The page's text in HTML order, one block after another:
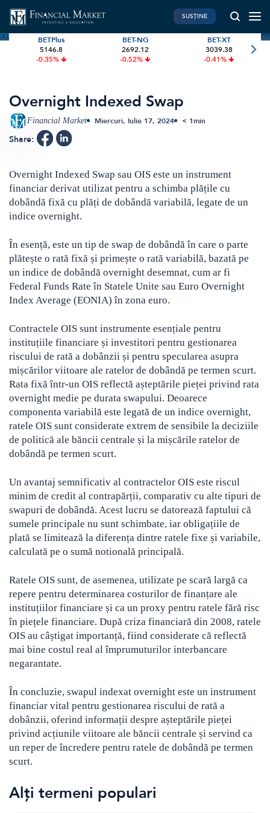
Home»Terms»Overnight Indexed Swap
PIATA DE CAPITAL
International
BVB Recap
Acțiunea Zilei
Brokeri
BROKERI
FINANTE PERSONALE
Pensie & taxe
Start-Up
Artificial Intelligence
Digital Trends
Crypto
TERMENUL ZILEI
ESG Investments
Renewable Energy
Sustainability
SUSȚINE
BETPlus
5146.8
-0.35%
BET-NG
2692.12
-0.52%
BET-XT
3039.38
-0.41%
Overnight Indexed Swap
Financial Market Miercuri, Iulie 17, 2024 < 1min
Share:
Overnight Indexed Swap sau OIS este un instrument
financiar derivat utilizat pentru a schimba plățile cu
dobândă fixă cu plăți de dobândă variabilă, legate de un
indice overnight.
În esență, este un tip de swap de dobândă în care o parte
plătește o rată fixă și primește o rată variabilă, bazată pe
un indice de dobândă overnight desemnat, cum ar fi
Federal Funds Rate în Statele Unite sau Euro Overnight
Index Average (EONIA) în zona euro.
Contractele OIS sunt instrumente esențiale pentru
instituțiile financiare și investitori pentru gestionarea
riscului de rată a dobânzii și pentru specularea asupra
mișcărilor viitoare ale ratelor de dobândă pe termen scurt.
Rata fixă într-un OIS reflectă așteptările pieței privind rata
overnight medie pe durata swapului. Deoarece
componenta variabilă este legată de un indice overnight,
ratele OIS sunt considerate extrem de sensibile la deciziile
de politică ale băncii centrale și la mișcările ratelor de
dobândă pe termen scurt.
Un avantaj semnificativ al contractelor OIS este riscul
minim de credit al contrapărții, comparativ cu alte tipuri de
swapuri de dobândă. Acest lucru se datorează faptului că
sumele principale nu sunt schimbate, iar obligațiile de
plată se limitează la diferența dintre ratele fixe și variabile,
calculată pe o sumă notională principală.
Ratele OIS sunt, de asemenea, utilizate pe scară largă ca
repere pentru determinarea costurilor de finanțare ale
instituțiilor financiare și ca un proxy pentru ratele fără risc
în piețele financiare. După criza financiară din 2008, ratele
OIS au câștigat importanță, fiind considerate că reflectă
mai bine costul real al împrumuturilor interbancare
negarantate.
În concluzie, swapul indexat overnight este un instrument
financiar vital pentru gestionarea riscului de rată a
dobânzii, oferind informații despre așteptările pieței
privind acțiunile viitoare ale băncii centrale și servind ca
un reper de încredere pentru ratele de dobândă pe termen
scurt.
Alți termeni populari